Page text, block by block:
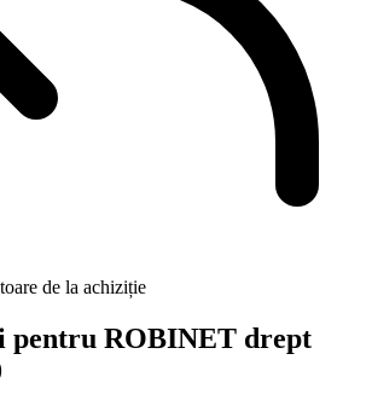
de la achiziție
pentru ROBINET drept